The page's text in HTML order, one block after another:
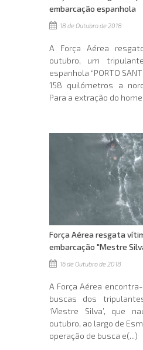
embarcação espanhola
18 de Outubro de 2018
A Força Aérea
outubro, um
espanhola “PORTO
158 quilómetros a
Para a extração do
Força Aérea resgata
embarcação "Mestre
16 de Outubro de 2018
A Força Aérea
buscas dos
‘Mestre Silva’, que
outubro, ao largo de
operação de busca e(...)